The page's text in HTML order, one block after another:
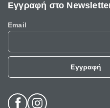
Εγγραφή στο
Email
Εγγραφή